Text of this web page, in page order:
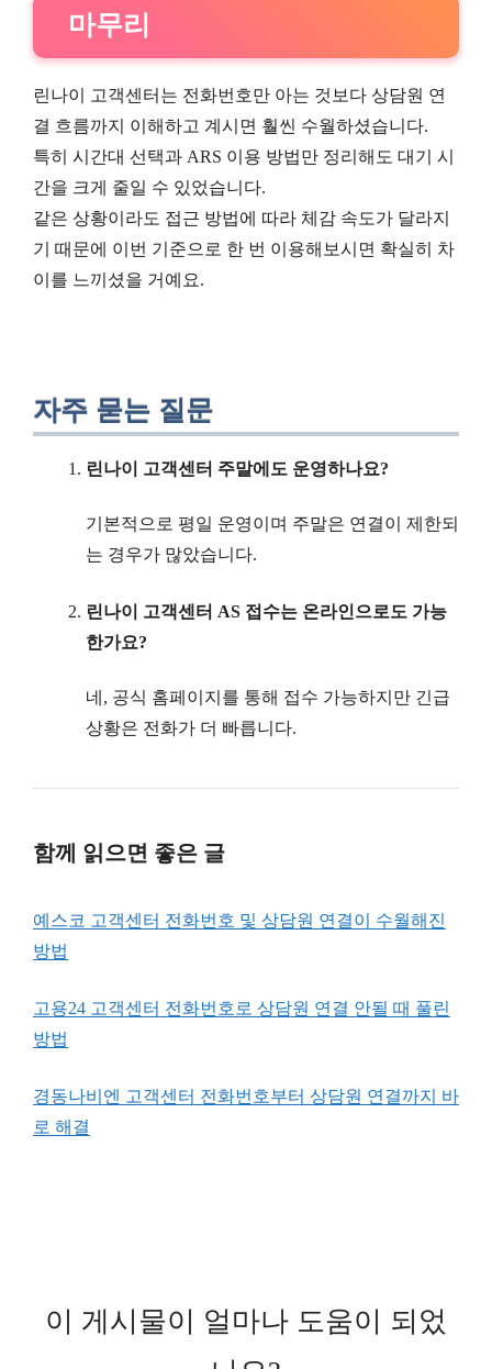
마무리
린나이 고객센터는 전화번호만 아는 것보다 상담원 연
결 흐름까지 이해하고 계시면 훨씬 수월하셨습니다.
특히 시간대 선택과 ARS 이용 방법만 정리해도 대기 시
간을 크게 줄일 수 있었습니다.
같은 상황이라도 접근 방법에 따라 체감 속도가 달라지
기 때문에 이번 기준으로 한 번 이용해보시면 확실히 차
이를 느끼셨을 거예요.
자주 묻는 질문
린나이 고객센터 주말에도 운영하나요?
기본적으로 평일 운영이며 주말은 연결이 제한되
는 경우가 많았습니다.
린나이 고객센터 AS 접수는 온라인으로도 가능
한가요?
네, 공식 홈페이지를 통해 접수 가능하지만 긴급
상황은 전화가 더 빠릅니다.
함께 읽으면 좋은 글
예스코 고객센터 전화번호 및 상담원 연결이 수월해진
방법
고용24 고객센터 전화번호로 상담원 연결 안될 때 풀린
방법
경동나비엔 고객센터 전화번호부터 상담원 연결까지 바
로 해결
이 게시물이 얼마나 도움이 되었